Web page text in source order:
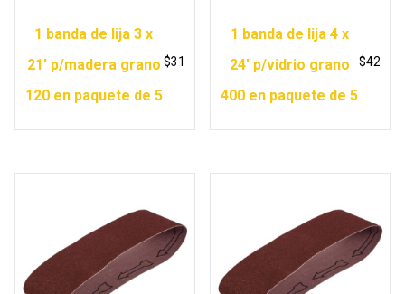
1 banda de lija 3 x
21′ p/madera grano
120 en paquete de 5
$31
1 banda de lija 4 x
24′ p/vidrio grano
400 en paquete de 5
$42